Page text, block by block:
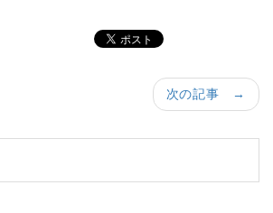
次の記事 →